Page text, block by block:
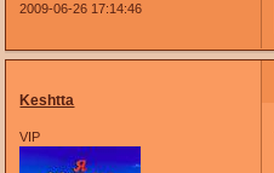
2009-06-26 17:14:46
Keshtta
VIP